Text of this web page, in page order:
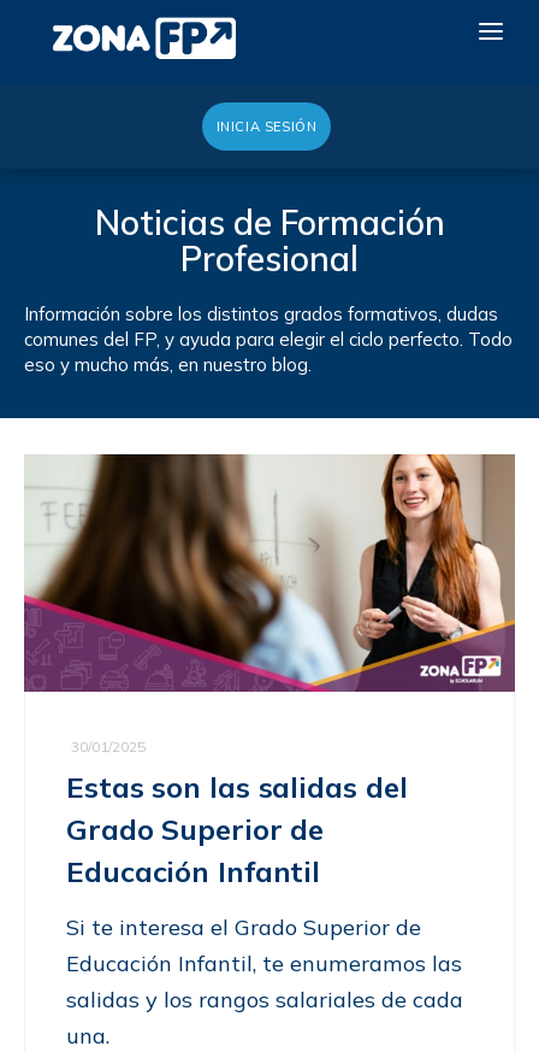
QUIERO EXPONER
INICIA SESIÓN
Noticias de Formación
Profesional
Información sobre los distintos grados formativos, dudas
comunes del FP, y ayuda para elegir el ciclo perfecto. Todo
eso y mucho más, en nuestro blog.
30/01/2025
Estas son las salidas del
Grado Superior de
Educación Infantil
Si te interesa el Grado Superior de
Educación Infantil, te enumeramos las
salidas y los rangos salariales de cada
una.